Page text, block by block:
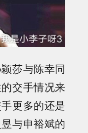
莎与陈幸同
交手情况来
更多的还是
与申裕斌的